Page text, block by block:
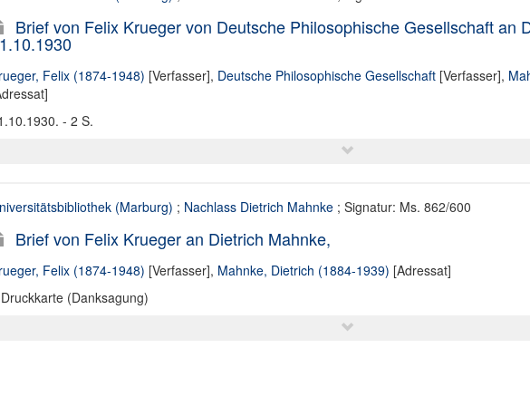
Brief von Felix Krueger von Deutsche Philosophische Gesellschaft an
Felix (1874-1948) [Verfasser], Deutsche Philosophische Gesellschaft[Verfasser],
- 2 S.
(Marburg) ; Nachlass Dietrich Mahnke; Signatur: Ms. 862/600
Brief von Felix Krueger an Dietrich Mahnke,
Felix (1874-1948) [Verfasser], Mahnke, Dietrich (1884-1939) [Adressat]
(Danksagung)